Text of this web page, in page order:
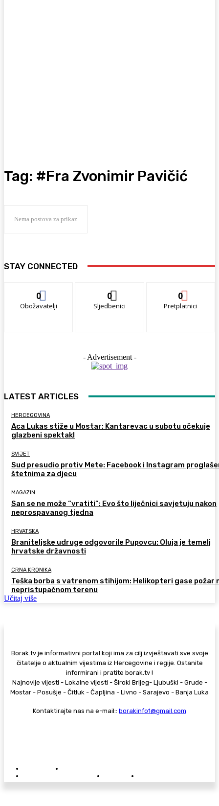
Tag: #Fra Zvonimir Pavičić
Nema postova za prikaz
STAY CONNECTED
0
Obožavatelji
0
Sljedbenici
0
Pretplatnici
- Advertisement -
LATEST ARTICLES
HERCEGOVINA
Aca Lukas stiže u Mostar: Kantarevac u subotu očekuje
glazbeni spektakl
SVIJET
Sud presudio protiv Mete: Facebook i Instagram
štetnima za djecu
MAGAZIN
San se ne može “vratiti”: Evo što liječnici savjetuju nakon
neprospavanog tjedna
HRVATSKA
Braniteljske udruge odgovorile Pupovcu: Oluja je temelj
hrvatske državnosti
CRNA KRONIKA
Teška borba s vatrenom stihijom: Helikopteri gase požar
nepristupačnom terenu
Učitaj više
Borak.tv je informativni portal koji ima za cilj izvještavati sve svoje
čitatelje o aktualnim vijestima iz Hercegovine i regije. Ostanite
informirani i pratite borak.tv !
Najnovije vijesti - Lokalne vijesti - Široki Brijeg- Ljubuški - Grude -
Mostar - Posušje - Čitluk - Čapljina - Livno - Sarajevo - Banja Luka
Kontaktirajte nas na e-mail:: borakinfo1@gmail.com